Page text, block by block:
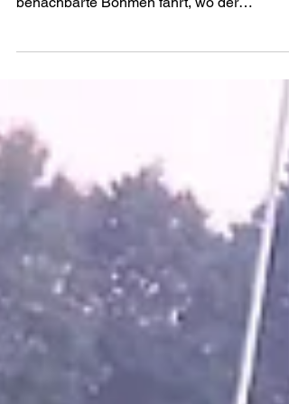
Böhmen-Österreich
1.8.2026, Vcelna CZ. Es ist schon Tradition,
Stockverein Vcelna ein Turnier veranstaltet.
Moarschaften aus Böhmen und Österreich
sind dort vertreten. Wie so oft, war es eine
Hitzeschlacht auf der gepflegten Freifläche.
Der Bewerb wurde in zwei Neuner-Gruppen
ausgetragen. Ein sechster Platz unter 18
Teams ist eine sehr gute Leistung, wir
gratulieren! Dieter Jungmeier berichtet:
„Nach anfänglichen Schwierigkeiten